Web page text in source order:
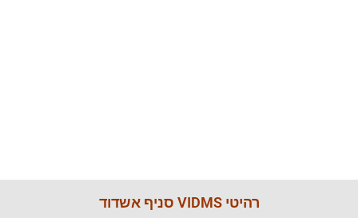
רהיטי VIDMS סניף אשדוד